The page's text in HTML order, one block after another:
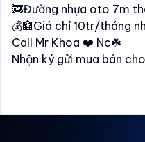
🚒Đường nhựa oto 7m
💰🏦Giá chỉ 10tr/tháng
Call Mr Khoa ❤️ Nc☘️
Nhận ký gửi mua bán